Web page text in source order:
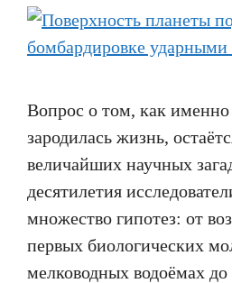
Вопрос о том, как
зародилась жизнь,
величайших научных
десятилетия
множество гипотез: от
первых биологических
мелководных водоёмах